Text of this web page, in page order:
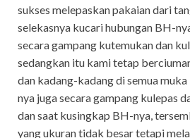
sukses melepaskan pakaian dari
selekasnya kucari hubungan BH-
secara gampang kutemukan dan
sedangkan itu kami tetap
dan kadang-kadang di semua
nya juga secara gampang kulepas
dan saat kusingkap BH-nya,
yang ukuran tidak besar tetapi